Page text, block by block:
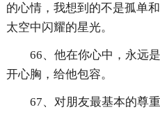
的心情，我想到的不是孤单
太空中闪耀的星光。
66、他在你心中，永远
开心胸，给他包容。
67、对朋友最基本的尊